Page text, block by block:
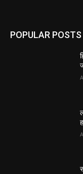
POPULAR POSTS